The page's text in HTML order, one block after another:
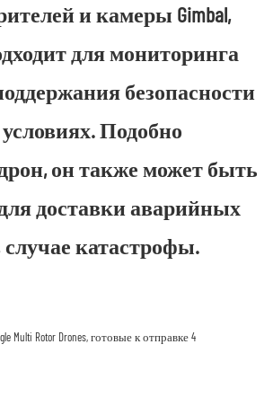
и камеры Gimbal,
для мониторинга
безопасности
Подобно
он также может быть
доставки аварийных
случае катастрофы.